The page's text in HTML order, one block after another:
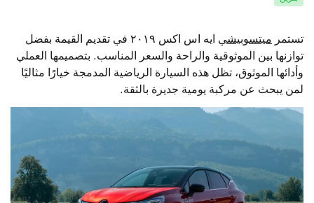
تستمر ميتسوبيشي
ايه اس اكس ٢٠١٩ في تقديم القيمة بفضل
توازنها بين الموثوقية والراحة والسعر المناسب. بتصميمها العملي
وأدائها الموثوق، تظل هذه السيارة الرياضية المدمجة خيارًا مثاليًا
لمن يبحث عن مركبة يومية جديرة بالثقة.